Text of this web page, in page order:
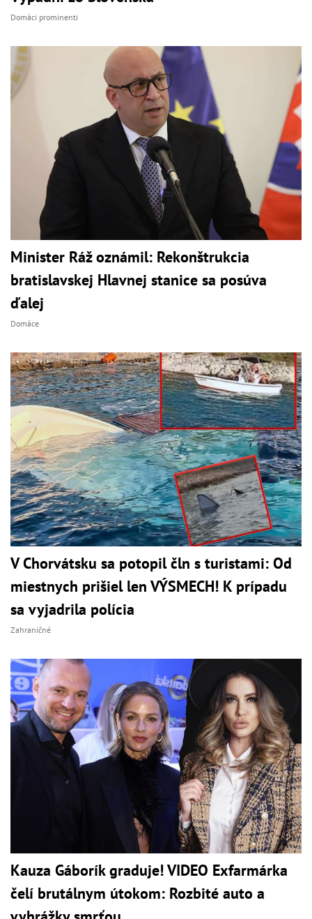
Domáci prominenti
Minister Ráž oznámil: Rekonštrukcia
bratislavskej Hlavnej stanice sa posúva
ďalej
Domáce
V Chorvátsku sa potopil čln s turistami: Od
miestnych prišiel len VÝSMECH! K prípadu
sa vyjadrila polícia
Zahraničné
Kauza Gáborík graduje! VIDEO Exfarmárka
čelí brutálnym útokom: Rozbité auto a